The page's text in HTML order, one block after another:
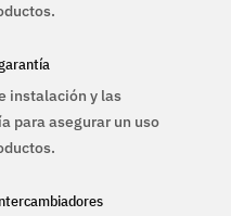
instalación y las
para asegurar un uso